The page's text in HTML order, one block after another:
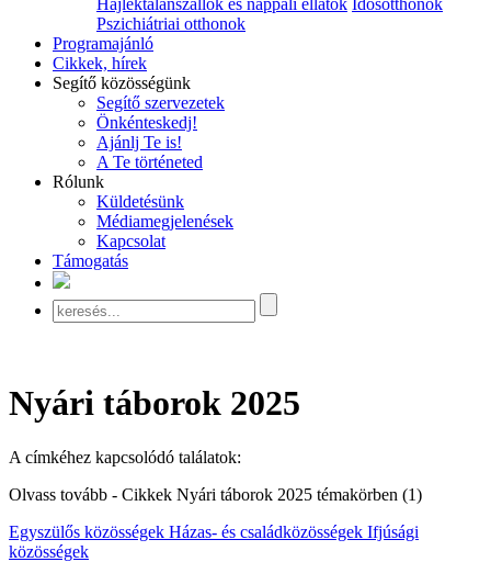
Hajléktalanszállók és nappali ellátók Idősotthonok
Pszichiátriai otthonok
Programajánló
Cikkek, hírek
Segítő közösségünk
Segítő szervezetek
Önkénteskedj!
Ajánlj Te is!
A Te történeted
Rólunk
Küldetésünk
Médiamegjelenések
Kapcsolat
Támogatás
Nyári táborok 2025
A címkéhez kapcsolódó találatok:
Olvass tovább - Cikkek Nyári táborok 2025 témakörben (1)
Egyszülős közösségek Házas- és családközösségek Ifjúsági
közösségek